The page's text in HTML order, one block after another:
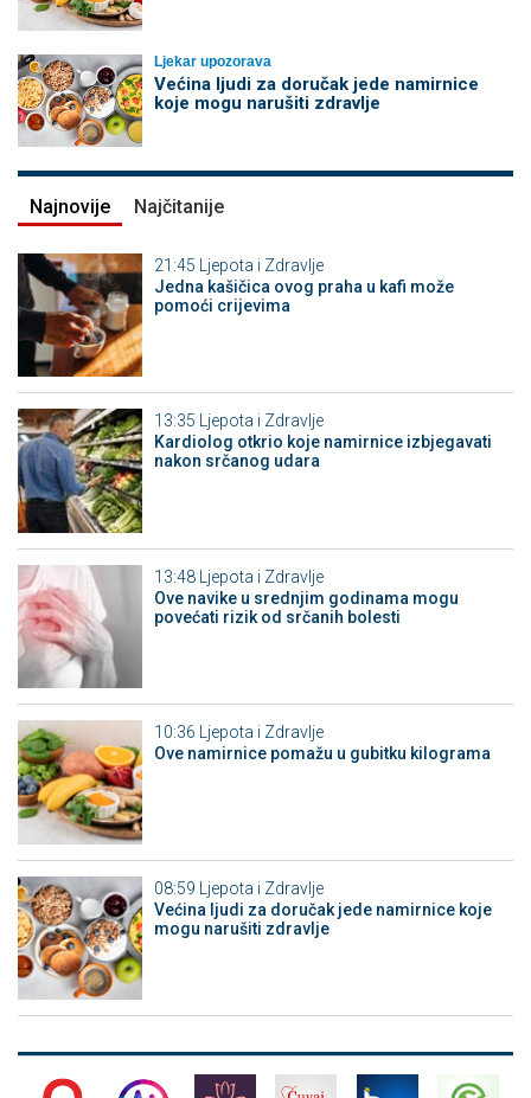
Ljekar upozorava
Većina ljudi za doručak jede namirnice
koje mogu narušiti zdravlje
Najnovije Najčitanije
21:45 Ljepota i Zdravlje
Jedna kašičica ovog praha u kafi može
pomoći crijevima
13:35
Ljepota i Zdravlje
Kardiolog otkrio koje namirnice izbjegavati
nakon srčanog udara
13:48 Ljepota i Zdravlje
Ove navike u srednjim godinama mogu
povećati rizik od srčanih bolesti
10:36
Ljepota i Zdravlje
Ove namirnice pomažu u gubitku kilograma
08:59 Ljepota i Zdravlje
Većina ljudi za doručak jede namirnice koje
mogu narušiti zdravlje